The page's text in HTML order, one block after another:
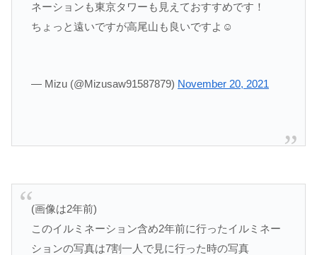
ネーションも東京タワーも見えておすすめです！
ちょっと遠いですが高尾山も良いですよ☺️
— Mizu (@Mizusaw91587879) November 20, 2021
(画像は2年前)
このイルミネーション含め2年前に行ったイルミネー
ションの写真は7割一人で見に行った時の写真